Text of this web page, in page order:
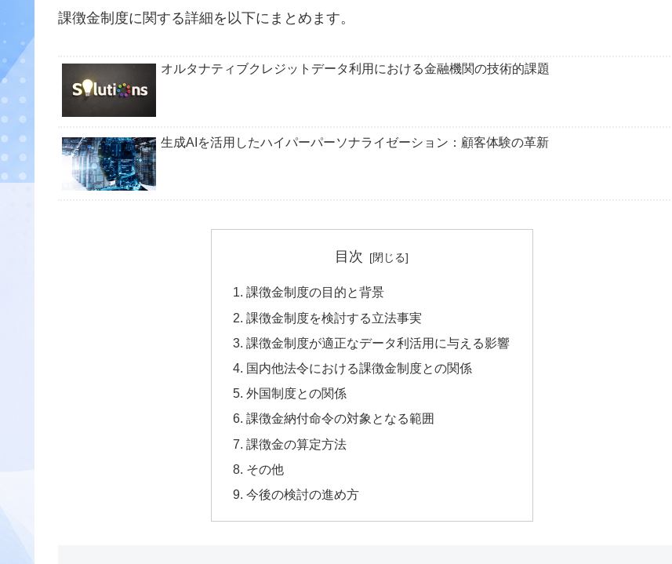
課徴金制度に関する詳細を以下にまとめます。
オルタナティブクレジットデータ利用における金融機関の技術的課題
生成AIを活用したハイパーパーソナライゼーション：顧客体験の革新
目次
課徴金制度の目的と背景
課徴金制度を検討する立法事実
課徴金制度が適正なデータ利活用に与える影響
国内他法令における課徴金制度との関係
外国制度との関係
課徴金納付命令の対象となる範囲
課徴金の算定方法
その他
今後の検討の進め方